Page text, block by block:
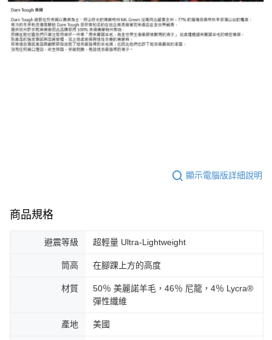
顯示電腦版詳細說明
商品規格
避震等級 超輕量 Ultra-Lightweight
筒高 在腳踝上方的高度
材質
50％ 美麗諾羊毛，46％ 尼龍，4％ Lycra®
彈性纖維
產地 美國